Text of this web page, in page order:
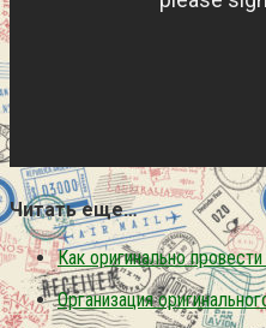
Читать еще…
Как оригинально
Организация